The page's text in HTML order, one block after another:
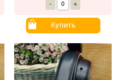
- +
Купить